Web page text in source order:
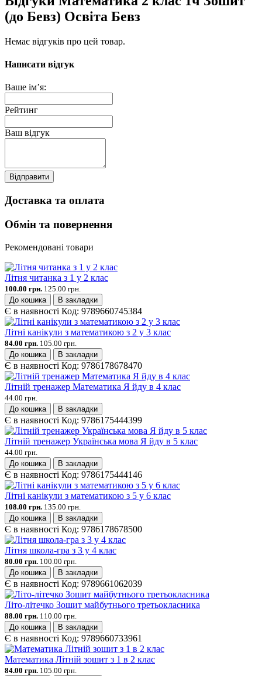
(до Бевз) Освіта Бевз
Немає відгуків про цей товар.
Написати відгук
Ваше ім’я:
Рейтинг
Ваш відгук
Відправити
Доставка та оплата
Обмін та повернення
Рекомендовані товари
Літня читанка з 1 у 2 клас
100.00 грн. 125.00 грн.
До кошика
В закладки
Є в наявності Код: 9789660745384
Літні канікули з математикою з 2 у 3 клас
84.00 грн. 105.00 грн.
До кошика
В закладки
Є в наявності Код: 9786178678470
Літній тренажер Математика Я йду в 4 клас
44.00 грн.
До кошика
В закладки
Є в наявності Код: 9786175444399
Літній тренажер Українська мова Я йду в 5 клас
44.00 грн.
До кошика
В закладки
Є в наявності Код: 9786175444146
Літні канікули з математикою з 5 у 6 клас
108.00 грн. 135.00 грн.
До кошика
В закладки
Є в наявності Код: 9786178678500
Літня школа-гра з 3 у 4 клас
80.00 грн. 100.00 грн.
До кошика
В закладки
Є в наявності Код: 9789661062039
Літо-літечко Зошит майбутнього третьокласника
88.00 грн. 110.00 грн.
До кошика
В закладки
Є в наявності Код: 9789660733961
Математика Літній зошит з 1 в 2 клас
84.00 грн. 105.00 грн.